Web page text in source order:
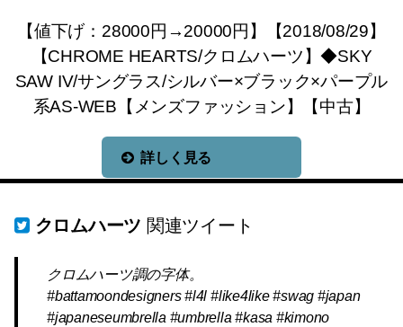
【値下げ：28000円→20000円】【2018/08/29】
【CHROME HEARTS/クロムハーツ】◆SKY
SAW IV/サングラス/シルバー×ブラック×パープル
系AS-WEB【メンズファッション】【中古】
詳しく見る
クロムハーツ 関連ツイート
クロムハーツ調の字体。
#battamoondesigners #l4l #like4like #swag #japan
#japaneseumbrella #umbrella #kasa #kimono